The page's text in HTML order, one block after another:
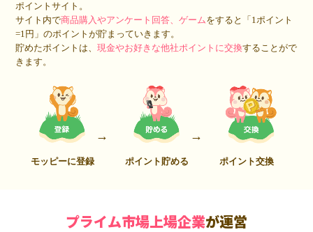
ポイントサイト。
サイト内で商品購入やアンケート回答、ゲームをすると「1ポイント
=1円」のポイントが貯まっていきます。
貯めたポイントは、現金やお好きな他社ポイントに交換することがで
きます。
モッピーに登録 ポイント貯める ポイント交換
プライム市場上場企業が運営